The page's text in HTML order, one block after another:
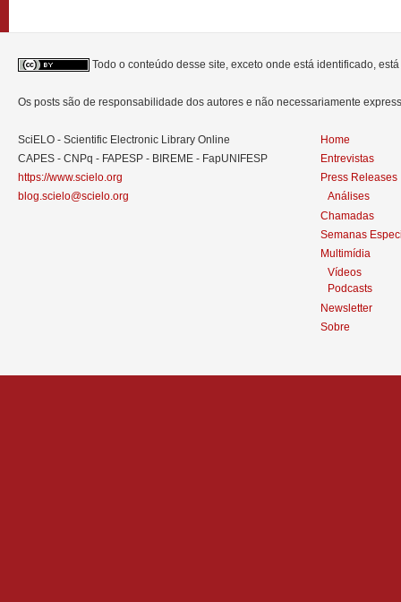
Todo o conteúdo desse site, exceto onde está identificado,
Os posts são de responsabilidade dos autores e não necessariamente
SciELO - Scientific Electronic Library Online
CAPES - CNPq - FAPESP - BIREME - FapUNIFESP
https://www.scielo.org
blog.scielo@scielo.org
Home
Entrevistas
Press Releases
Análises
Chamadas
Semanas
Multimídia
Vídeos
Podcasts
Newsletter
Sobre